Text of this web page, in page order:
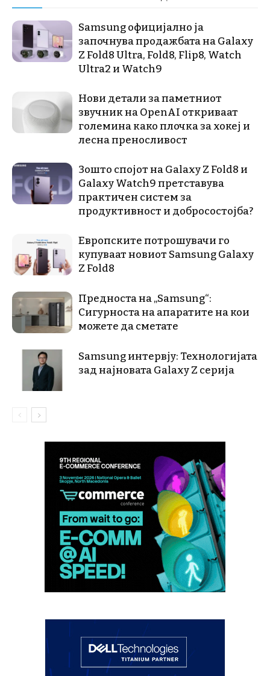
Samsung официјално ја
започнува продажбата на Galaxy
Z Fold8 Ultra, Fold8, Flip8, Watch
Ultra2 и Watch9
Нови детали за паметниот
звучник на OpenAI откриваат
големина како плочка за хокеј и
лесна преносливост
Зошто спојот на Galaxy Z Fold8 и
Galaxy Watch9 претставува
практичен систем за
продуктивност и добросостојба?
Европските потрошувачи го
купуваат новиот Samsung Galaxy
Z Fold8
Предноста на „Samsung“:
Сигурноста на апаратите на кои
можете да сметате
Samsung интервју: Технологијата
зад најновата Galaxy Z серија